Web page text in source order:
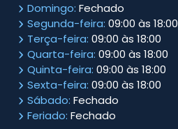
Domingo: Fechado
Segunda-feira: 09:00 às 18:00
Terça-feira: 09:00 às 18:00
Quarta-feira: 09:00 às 18:00
Quinta-feira: 09:00 às 18:00
Sexta-feira: 09:00 às 18:00
Sábado: Fechado
Feriado: Fechado